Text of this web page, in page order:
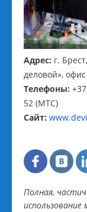
Адрес: г.
деловой»,
Телефоны:
52 (MTC)
Сайт:
Полная,
использование